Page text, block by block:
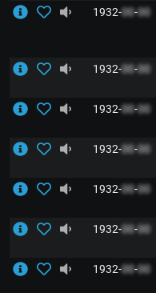
1932-00-00
1932-00-00
1932-00-00
1932-00-00
1932-00-00
1932-00-00
1932-00-00